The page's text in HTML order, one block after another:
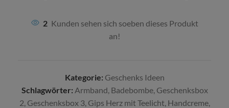
2 Kunden sehen sich soeben dieses Produkt
an!
Kategorie: Geschenks Ideen
Schlagwörter: Armband, Badebombe, Geschenksbox
2, Geschenksbox 3, Gips Herz mit Teelicht, Handcreme,